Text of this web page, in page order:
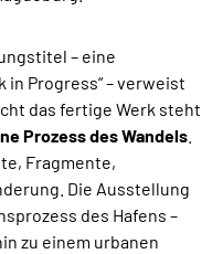
– eine
in Progress“ – verweist
das fertige Werk steht
Prozess des Wandels
Fragmente,
Die Ausstellung
des Hafens –
zu einem urbanen